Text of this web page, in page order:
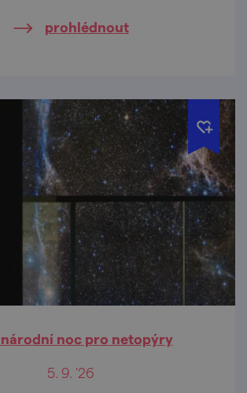
prohlédnout
noc pro netopýry
5. 9. '26